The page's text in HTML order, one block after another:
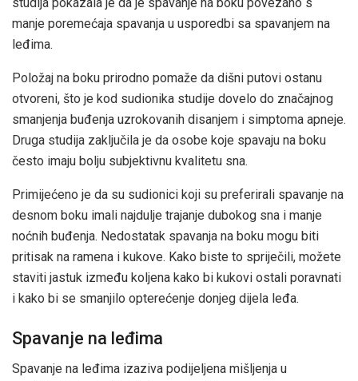
manje poremećaja spavanja u usporedbi sa spavanjem na
leđima.
Položaj na boku prirodno pomaže da dišni putovi ostanu
otvoreni, što je kod sudionika studije dovelo do značajnog
smanjenja buđenja uzrokovanih disanjem i simptoma apneje.
Druga studija zaključila je da osobe koje spavaju na boku
često imaju bolju subjektivnu kvalitetu sna.
Primijećeno je da su sudionici koji su preferirali spavanje na
desnom boku imali najdulje trajanje dubokog sna i manje
noćnih buđenja. Nedostatak spavanja na boku mogu biti
pritisak na ramena i kukove. Kako biste to spriječili, možete
staviti jastuk između koljena kako bi kukovi ostali poravnati
i kako bi se smanjilo opterećenje donjeg dijela leđa.
Spavanje na leđima
Spavanje na leđima izaziva podijeljena mišljenja u